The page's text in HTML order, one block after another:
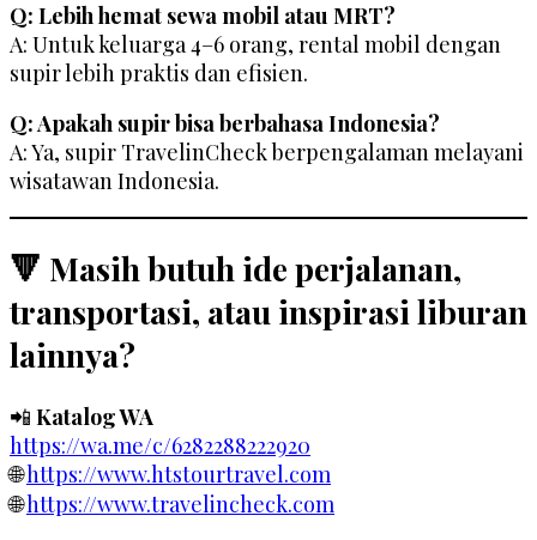
Q: Lebih hemat sewa mobil atau MRT?
A: Untuk keluarga 4–6 orang, rental mobil dengan
supir lebih praktis dan efisien.
Q: Apakah supir bisa berbahasa Indonesia?
A: Ya, supir TravelinCheck berpengalaman melayani
wisatawan Indonesia.
🔻 Masih butuh ide perjalanan,
transportasi, atau inspirasi liburan
lainnya?
📲 Katalog WA
https://wa.me/c/6282288222920
🌐https://www.htstourtravel.com
🌐https://www.travelincheck.com